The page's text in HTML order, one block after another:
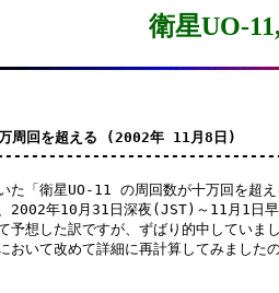
衛星UO-
回を超える (2002年 11月8日)
た「衛星UO-11 の周回数が十万回を超
、2002年10月31日深夜(JST)～11月1日
予想した訳ですが、ずばり的中していま
おいて改めて詳細に再計算してみました